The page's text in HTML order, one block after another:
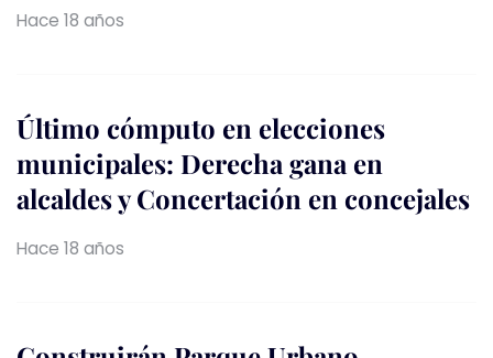
Hace 18 años
Último cómputo en elecciones
municipales: Derecha gana en
alcaldes y Concertación en concejales
Hace 18 años